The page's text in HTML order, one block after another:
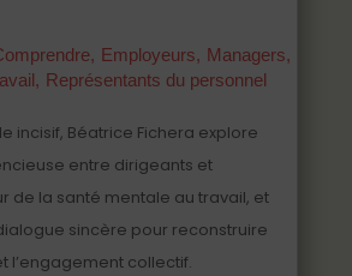
Employeurs Managers
Représentants du personnel
incisif, Béatrice Fichera explore
entre dirigeants et
de la santé mentale au travail, et
sincère pour reconstruire
l’engagement collectif.